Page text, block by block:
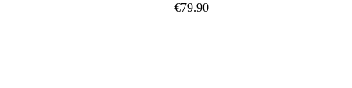
€79.90